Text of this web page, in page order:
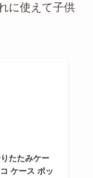
に使えて子供
たたみケー
ケース ボッ